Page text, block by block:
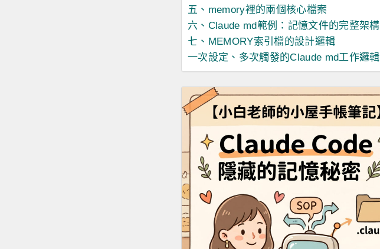
五、memory裡的兩個核心檔案
六、Claude md範例：記憶文件的完整架構
七、MEMORY索引檔的設計邏輯
一次設定、多次觸發的Claude md工作邏輯